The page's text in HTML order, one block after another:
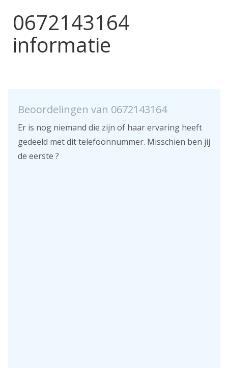
0672143164
informatie
Beoordelingen van 0672143164
Er is nog niemand die zijn of haar ervaring heeft
gedeeld met dit telefoonnummer. Misschien ben jij
de eerste ?